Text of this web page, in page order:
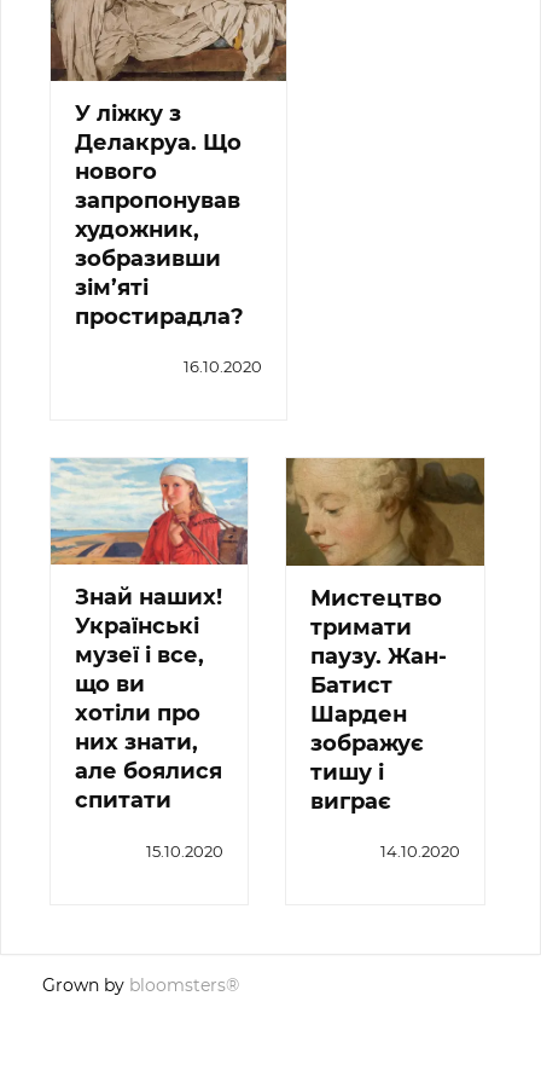
У ліжку з
Делакруа. Що
нового
запропонував
художник,
зобразивши
зім’яті
простирадла?
16.10.2020
Знай наших!
Українські
музеї і все,
що ви
хотіли про
них знати,
але боялися
спитати
15.10.2020
Мистецтво
тримати
паузу. Жан-
Батист
Шарден
зображує
тишу і
виграє
14.10.2020
Grown by bloomsters®